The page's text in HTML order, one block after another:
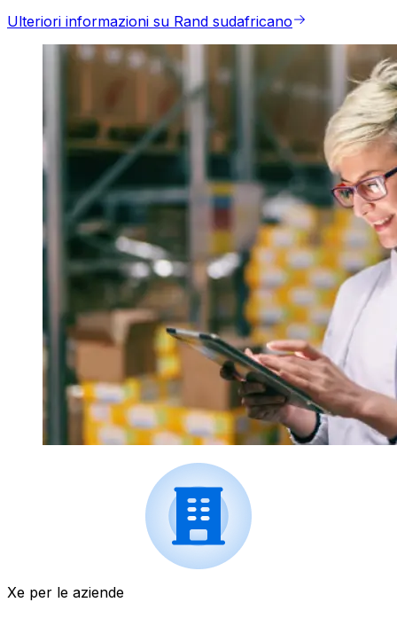
Ulteriori informazioni su Rand sudafricano
Xe per le aziende